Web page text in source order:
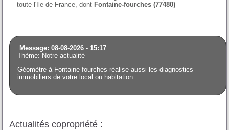
toute l'Ile de France, dont Fontaine-fourches (77480)
Message: 08-08-2026 - 15:17
Thème: Notre actualité
Géomètre à Fontaine-fourches réalise aussi les diagnostics
immobiliers de votre local ou habitation
Actualités copropriété :